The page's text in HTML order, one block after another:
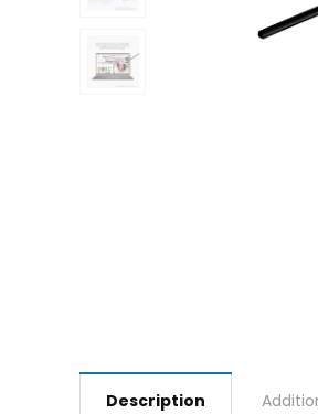
Description